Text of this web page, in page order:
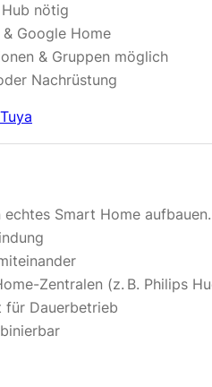
nötig
Google Home
& Gruppen möglich
Nachrüstung
Smart Home aufbauen.
Zentralen (z. B. Philips
Dauerbetrieb